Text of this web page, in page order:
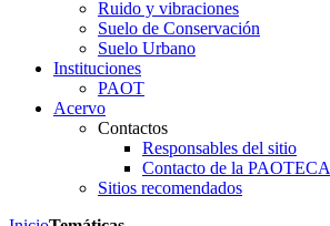
Ruido y vibraciones
Suelo de Conservación
Suelo Urbano
Instituciones
PAOT
Acervo
Contactos
Responsables del sitio
Contacto de la PAOTECA
Sitios recomendados